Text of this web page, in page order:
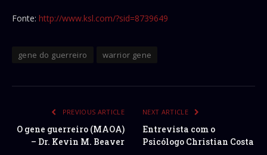
Fonte: http://www.ksl.com/?sid=8739649
gene do guerreiro warrior gene
PREVIOUS ARTICLE
O gene guerreiro (MAOA)
– Dr. Kevin M. Beaver
NEXT ARTICLE
Entrevista com o
Psicólogo Christian Costa